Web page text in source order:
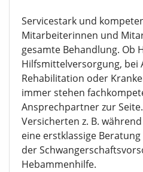
Servicestark und
Mitarbeiterinnen und
gesamte Behandlung. Ob
Hilfsmittelversorgung, bei
Rehabilitation oder
immer stehen
Ansprechpartner zur
Versicherten z. B.
eine erstklassige
der
Hebammenhilfe.